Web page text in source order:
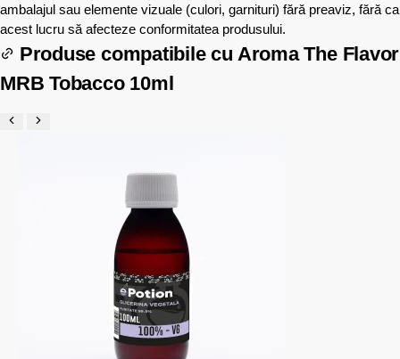
ambalajul sau elemente vizuale (culori, garnituri) fără preaviz, fără ca
acest lucru să afecteze conformitatea produsului.
Produse compatibile cu Aroma The Flavor
MRB Tobacco 10ml